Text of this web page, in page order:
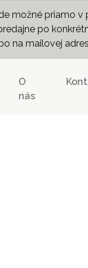
možné priamo
po
na mailovej
O
nás